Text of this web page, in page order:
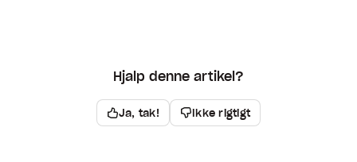
Hjalp denne artikel?
Ja, tak! Ikke rigtigt